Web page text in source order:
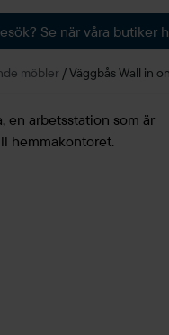
Se när våra butiker
möbler /Väggbås Wall in